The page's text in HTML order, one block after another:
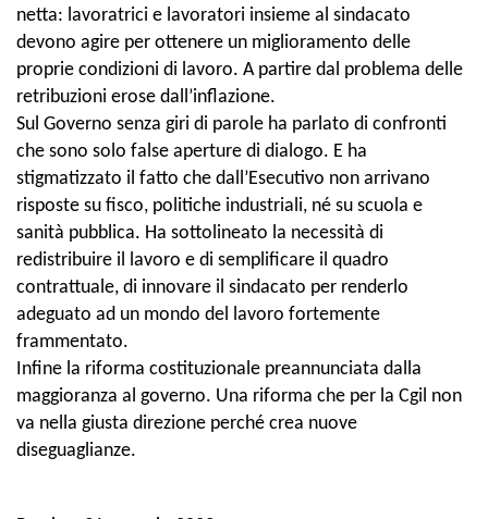
netta: lavoratrici e lavoratori insieme al sindacato
devono agire per ottenere un miglioramento delle
proprie condizioni di lavoro. A partire dal problema delle
retribuzioni erose dall’inflazione.
Sul Governo senza giri di parole ha parlato di confronti
che sono solo false aperture di dialogo. E ha
stigmatizzato il fatto che dall’Esecutivo non arrivano
risposte su fisco, politiche industriali, né su scuola e
sanità pubblica. Ha sottolineato la necessità di
redistribuire il lavoro e di semplificare il quadro
contrattuale, di innovare il sindacato per renderlo
adeguato ad un mondo del lavoro fortemente
frammentato.
Infine la riforma costituzionale preannunciata dalla
maggioranza al governo. Una riforma che per la Cgil non
va nella giusta direzione perché crea nuove
diseguaglianze.